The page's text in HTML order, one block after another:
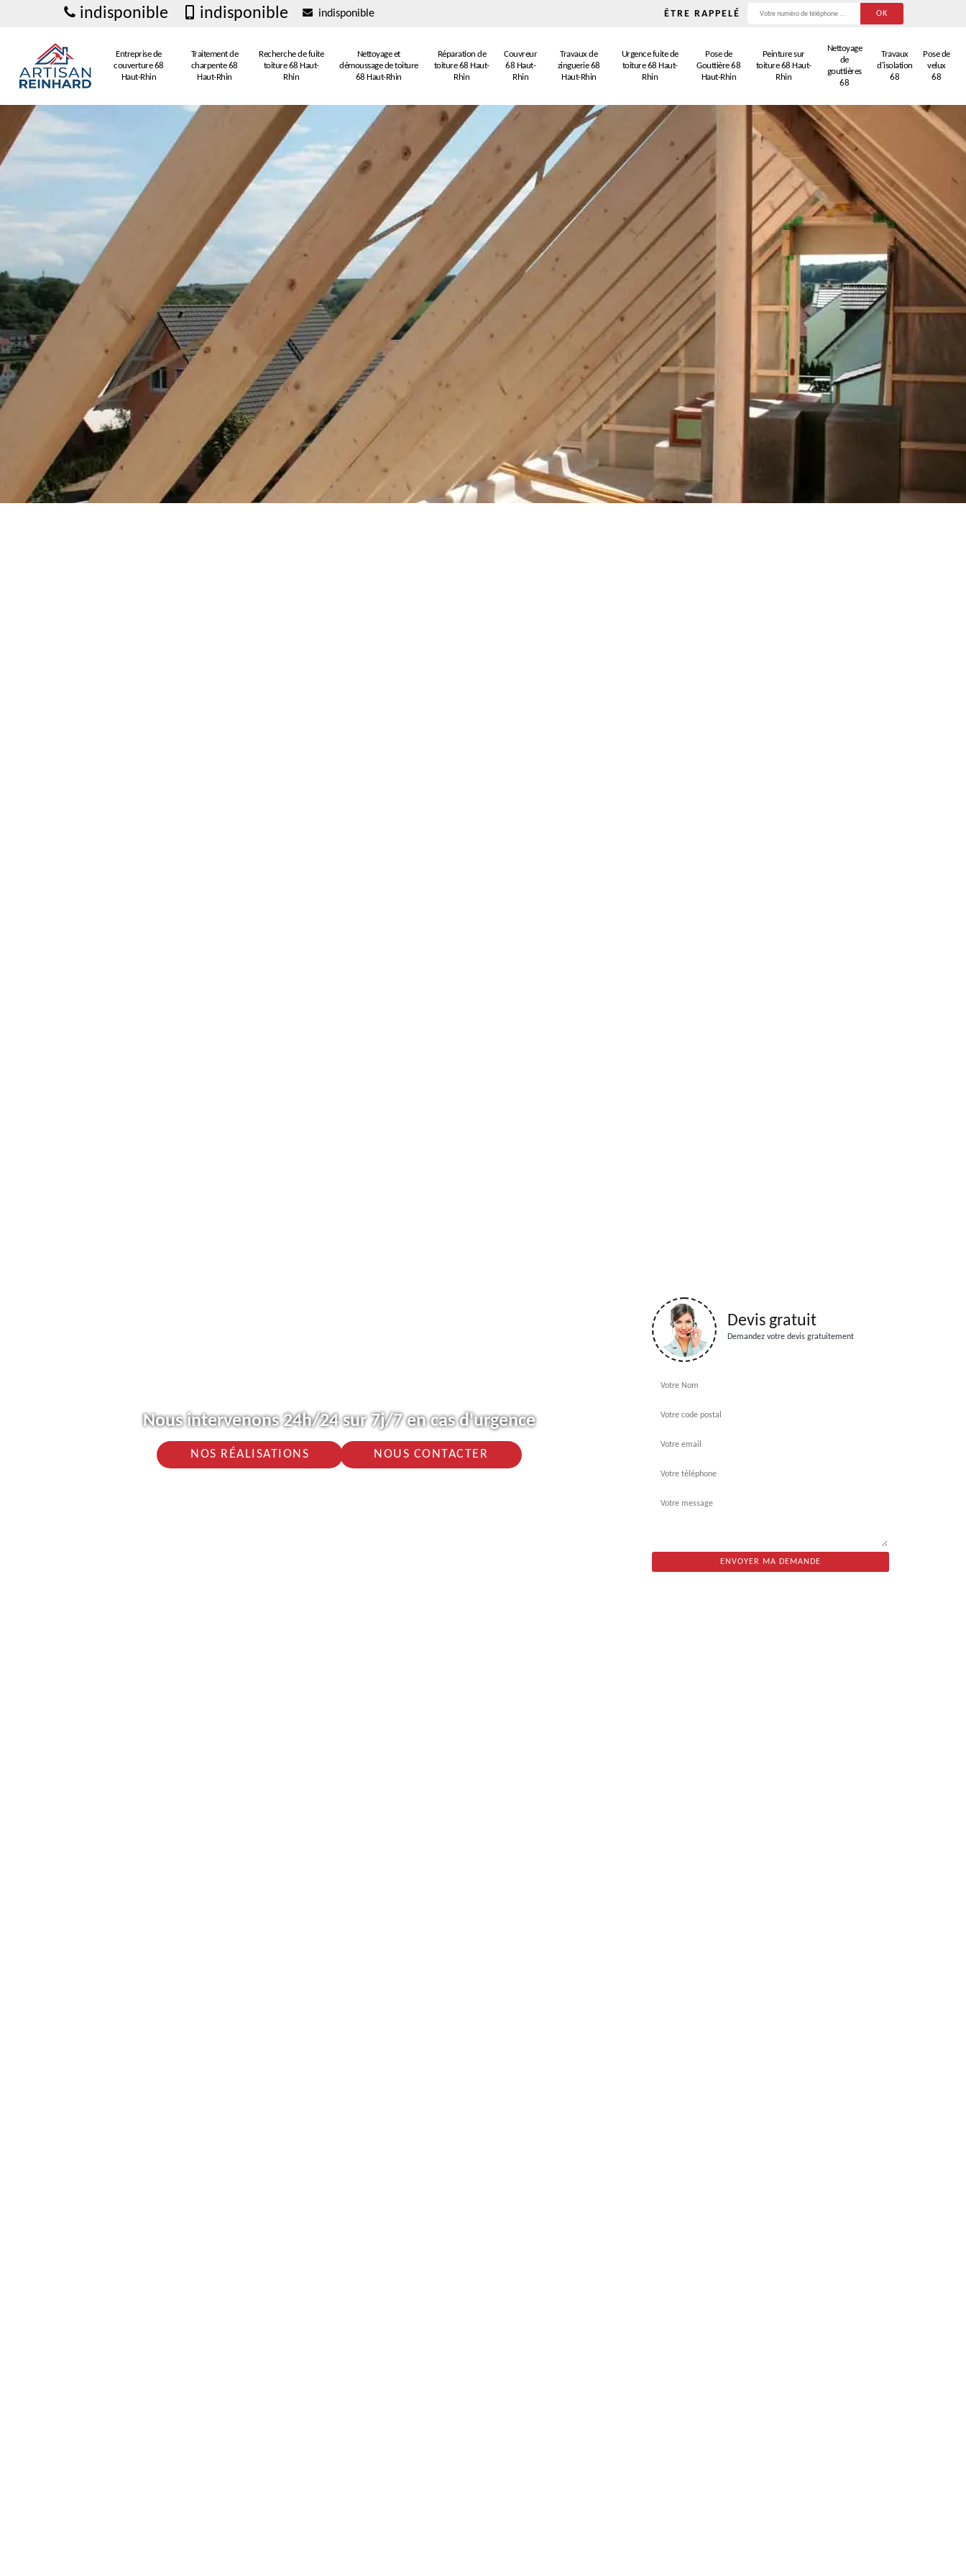
indisponible indisponible indisponible ÊTRE RAPPELÉ
Entreprise de
couverture 68
Haut-Rhin
Traitement de
charpente 68
Haut-Rhin
Recherche de fuite
toiture 68 Haut-
Rhin
Nettoyage et
démoussage de toiture
68 Haut-Rhin
Réparation de
toiture 68 Haut-
Rhin
Couvreur
68 Haut-
Rhin
Travaux de
zinguerie 68
Haut-Rhin
Urgence fuite de
toiture 68 Haut-
Rhin
Pose de
Gouttière 68
Haut-Rhin
Peinture sur
toiture 68 Haut-
Rhin
Nettoyage
de
gouttières
68
Travaux
d'isolation
68
Pose de
velux
68
Nous intervenons 24h/24 sur 7j/7 en cas d'urgence
NOS RÉALISATIONS NOUS CONTACTER
Devis gratuit
Demandez votre devis gratuitement